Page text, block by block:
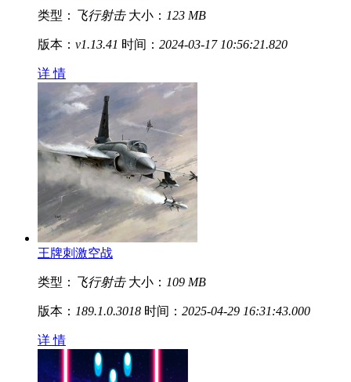
类型： 飞行射击 大小： 123 MB
版本： v1.13.41 时间： 2024-03-17 10:56:21.820
详 情
王牌刺激空战
类型： 飞行射击 大小： 109 MB
版本： 189.1.0.3018 时间： 2025-04-29 16:31:43.000
详 情